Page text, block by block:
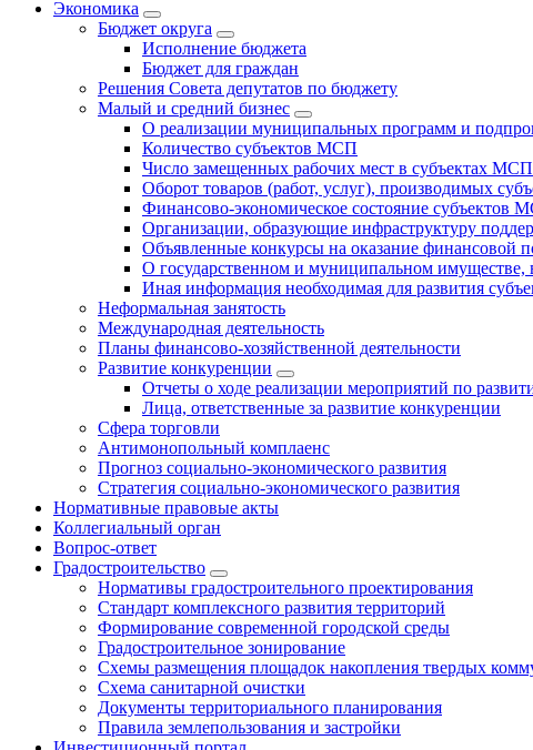
Экономика
Бюджет округa
Исполнение бюджета
Бюджет для граждан
Решения Совета депутатов по бюджету
Малый и средний бизнес
О реализации муниципальных программ и
Количество субъектов МСП
Число замещенных рабочих мест в субъектах МСП
Оборот товаров (работ, услуг), производимых
Финансово-экономическое состояние субъектов
Организации, образующие инфраструктуру
Объявленные конкурсы на оказание
О государственном и муниципальном имуществе,
Иная информация необходимая для развития
Неформальная занятость
Международная деятельность
Планы финансово-хозяйственной деятельности
Развитие конкуренции
Отчеты о ходе реализации мероприятий по
Лица, ответственные за развитие конкуренции
Сфера торговли
Антимонопольный комплаенс
Прогноз социально-экономического развития
Стратегия социально-экономического развития
Нормативные правовые акты
Коллегиальный орган
Вопрос-ответ
Градостроительство
Нормативы градостроительного проектирования
Стандарт комплексного развития территорий
Формирование современной городской среды
Градостроительное зонирование
Схемы размещения площадок накопления твердых
Схема санитарной очистки
Документы территориального планирования
Правила землепользования и застройки